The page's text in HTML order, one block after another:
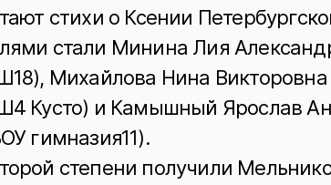
стихи о Ксении
стали Минина Лия
Михайлова Нина Викторовна
Кусто) и Камышный Ярослав
гимназия11).
степени получили